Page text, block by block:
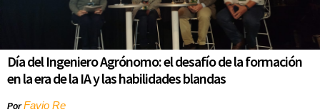
Día del Ingeniero Agrónomo: el desafío de la formación
en la era de la IA y las habilidades blandas
PorFavio Re